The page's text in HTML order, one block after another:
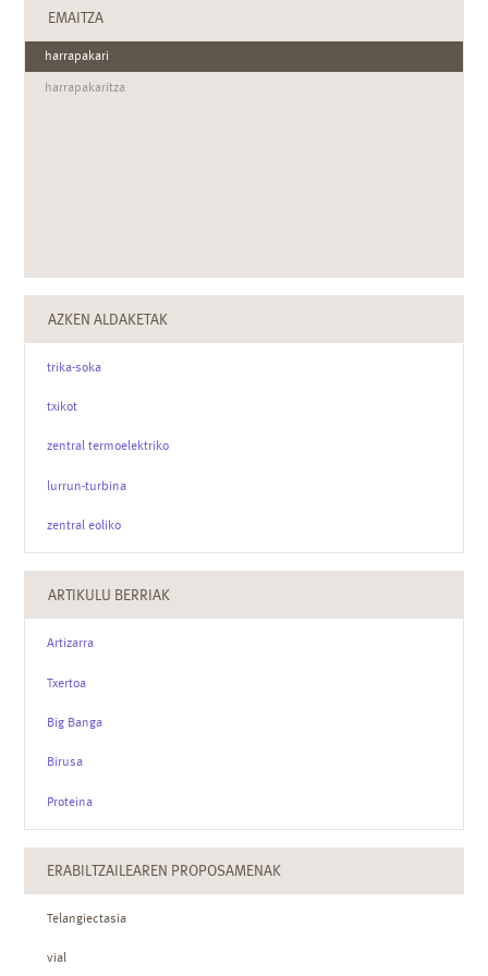
EMAITZA
harrapakari
harrapakaritza
AZKEN ALDAKETAK
trika-soka
txikot
zentral termoelektriko
lurrun-turbina
zentral eoliko
ARTIKULU BERRIAK
Artizarra
Txertoa
Big Banga
Birusa
Proteina
ERABILTZAILEAREN PROPOSAMENAK
Telangiectasia
vial